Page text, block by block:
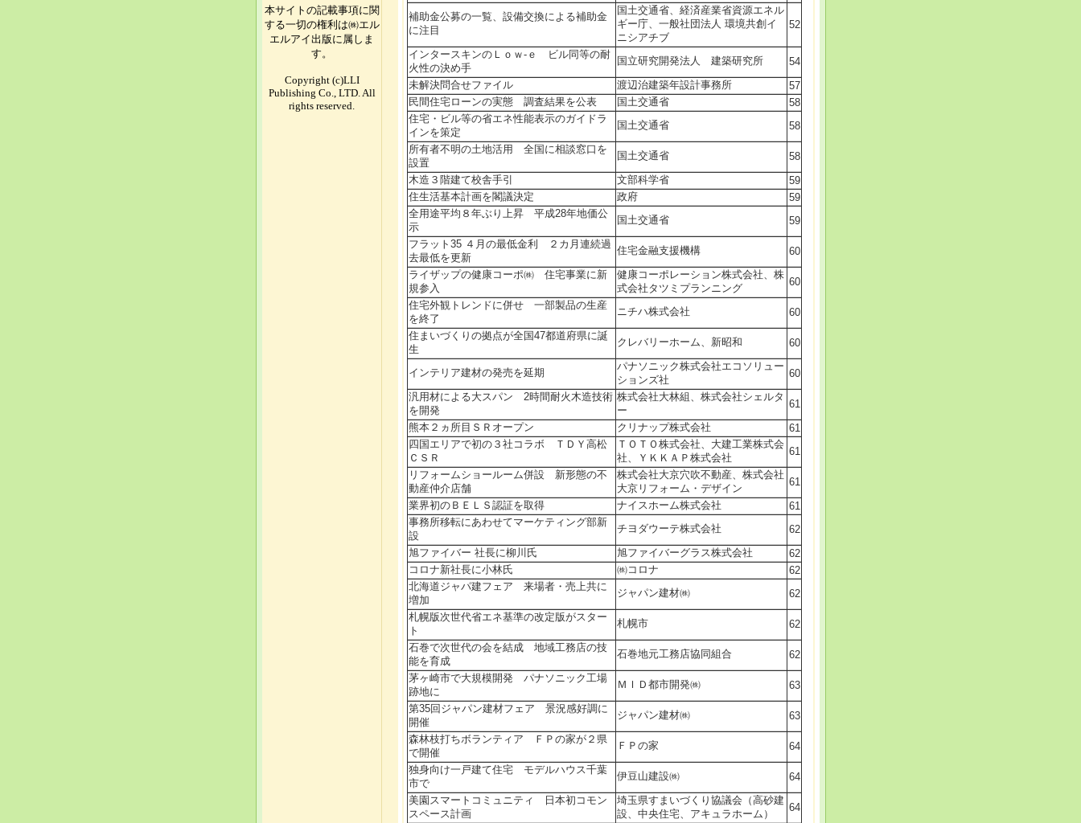
本サイトの記載事項に関
する一切の権利は㈱エル
エルアイ出版に属しま
す。
Copyright (c)LLI
Publishing Co., LTD. All
rights reserved.
補助金公募の一覧、設備交換による補助金
に注目
国土交通省、経済産業省資源エネル
ギー庁、一般社団法人 環境共創イ
ニシアチブ
52
インタースキンのＬｏｗ‐ｅ ビル同等の耐
火性の決め手
国立研究開発法人 建築研究所
54
未解決問合せファイル
渡辺治建築年設計事務所
57
民間住宅ローンの実態 調査結果を公表
国土交通省
58
住宅・ビル等の省エネ性能表示のガイドラ
インを策定
国土交通省
58
所有者不明の土地活用 全国に相談窓口を
設置
国土交通省
58
木造３階建て校舎手引
文部科学省
59
住生活基本計画を閣議決定
政府
59
全用途平均８年ぶり上昇 平成28年地価公
示
国土交通省
59
フラット35 ４月の最低金利 ２カ月連続過
去最低を更新
住宅金融支援機構
60
ライザップの健康コーポ㈱ 住宅事業に新
規参入
健康コーポレーション株式会社、株
式会社タツミプランニング
60
住宅外観トレンドに併せ 一部製品の生産
を終了
ニチハ株式会社
60
住まいづくりの拠点が全国47都道府県に誕
生
クレバリーホーム、新昭和 60
インテリア建材の発売を延期
パナソニック株式会社エコソリュー
ションズ社
60
汎用材による大スパン 2時間耐火木造技術
を開発
株式会社大林組、株式会社シェルタ
ー
61
熊本２ヵ所目ＳＲオープン
クリナップ株式会社
61
四国エリアで初の３社コラボ ＴＤＹ高松
ＣＳＲ
ＴＯＴＯ株式会社、大建工業株式会
社、ＹＫＫＡＰ株式会社
61
リフォームショールーム併設 新形態の不
動産仲介店舗
株式会社大京穴吹不動産、株式会社
大京リフォーム・デザイン
61
業界初のＢＥＬＳ認証を取得
ナイスホーム株式会社
61
事務所移転にあわせてマーケティング部新
設
チヨダウーテ株式会社
62
旭ファイバー 社長に柳川氏
旭ファイバーグラス株式会社
62
コロナ新社長に小林氏
㈱コロナ
62
北海道ジャパ建フェア 来場者・売上共に
増加
ジャパン建材㈱
62
札幌版次世代省エネ基準の改定版がスター
ト
札幌市
62
石巻で次世代の会を結成 地域工務店の技
能を育成
石巻地元工務店協同組合
62
茅ヶ崎市で大規模開発 パナソニック工場
跡地に
ＭＩＤ都市開発㈱
63
第35回ジャパン建材フェア 景況感好調に
開催
ジャパン建材㈱
63
森林枝打ちボランティア ＦＰの家が２県
で開催
ＦＰの家
64
独身向け一戸建て住宅 モデルハウス千葉
市で
伊豆山建設㈱
64
美園スマートコミュニティ 日本初コモン
スペース計画
埼玉県すまいづくり協議会（高砂建
設、中央住宅、アキュラホーム）
64